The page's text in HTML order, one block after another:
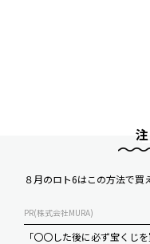
８月のロト6はこの方法で
PR(株式会社MURA)
「〇〇した後に必ず宝くじ